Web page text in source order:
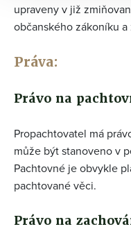
upraveny v již
občanského zákoníku a
Práva:
Právo na
Propachtovatel má
může být stanoveno v
Pachtovné je obvykle
pachtované věci.
Právo na